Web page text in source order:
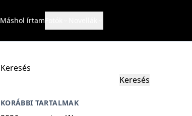
Máshol írtam
Keresés
Keresés
KORÁBBI TARTALMAK